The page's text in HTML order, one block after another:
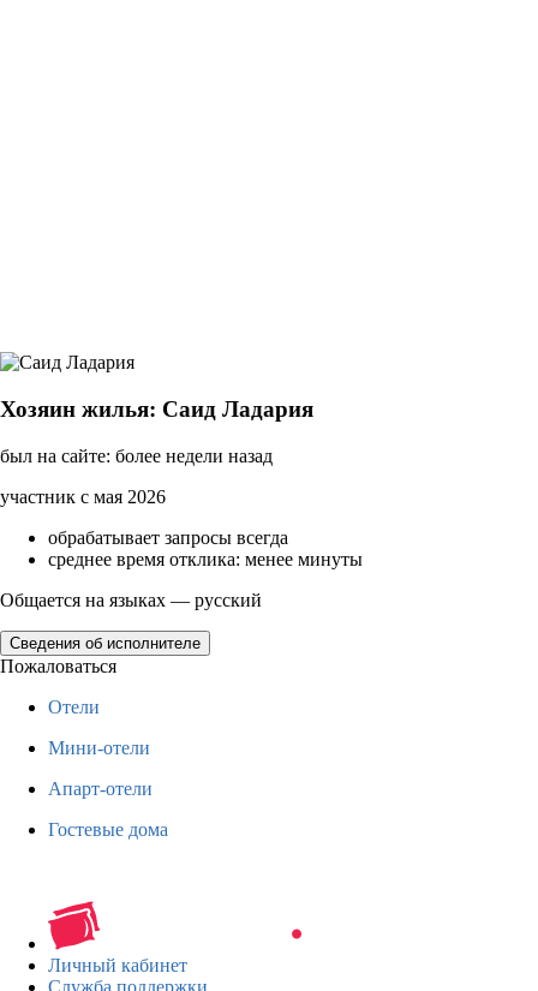
Хозяин жилья: Саид Ладария
был на сайте: более недели назад
участник с мая 2026
обрабатывает запросы всегда
среднее время отклика: менее минуты
Общается на языках — русский
Сведения об исполнителе
Пожаловаться
Отели
Мини-отели
Апарт-отели
Гостевые дома
Личный кабинет
Служба поддержки